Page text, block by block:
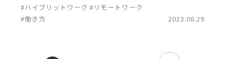
#ハイブリットワーク #リモートワーク
#働き方
2023.08.29